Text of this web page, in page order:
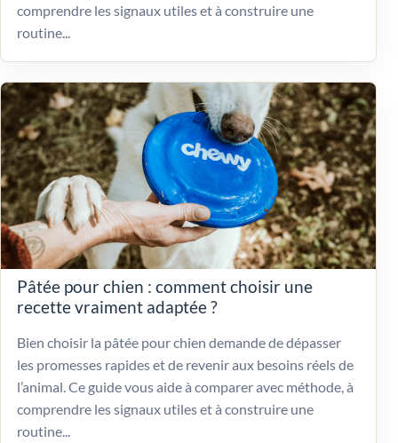
comprendre les signaux utiles et à construire une
routine...
Pâtée pour chien : comment choisir une
recette vraiment adaptée ?
Bien choisir la pâtée pour chien demande de dépasser
les promesses rapides et de revenir aux besoins réels de
l’animal. Ce guide vous aide à comparer avec méthode, à
comprendre les signaux utiles et à construire une
routine...